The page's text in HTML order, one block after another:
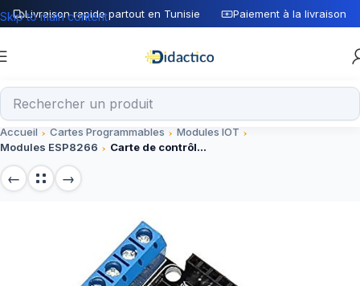
Livraison rapide partout en Tunisie Paiement à la livraison
Skip to main content
Accueil Cartes Programmables
Modules IOT
Modules ESP8266
Carte de contrôle des moteurs pour la carte ESP8266 CP2102